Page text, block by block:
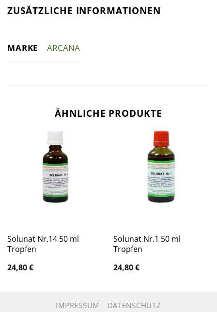
ZUSÄTZLICHE INFORMATIONEN
MARKE ARCANA
ÄHNLICHE PRODUKTE
Solunat Nr.14 50 ml
Tropfen
24,80€
Solunat Nr.1 50 ml
Tropfen
24,80€
IMPRESSUM DATENSCHUTZ